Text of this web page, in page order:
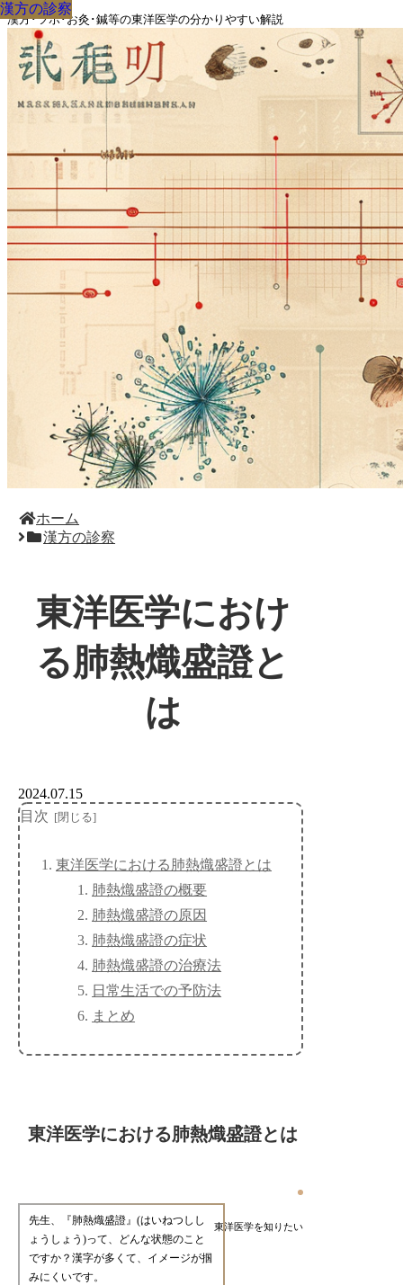
漢方･ツボ･お灸･鍼等の東洋医学の分かりやすい解説
ホーム
漢方の診察
東洋医学におけ
る肺熱熾盛證と
は
漢方の診察
2024.07.15
目次
東洋医学における肺熱熾盛證とは
肺熱熾盛證の概要
肺熱熾盛證の原因
肺熱熾盛證の症状
肺熱熾盛證の治療法
日常生活での予防法
まとめ
東洋医学における肺熱熾盛證とは
東洋医学を知りたい
先生、『肺熱熾盛證』(はいねつしし
ょうしょう)って、どんな状態のこと
ですか？漢字が多くて、イメージが掴
みにくいです。
漢方の診察
漢方の診察
漢方の診察
漢方の診察
漢方の診察
漢方の診察
漢方の診察
漢方の診察